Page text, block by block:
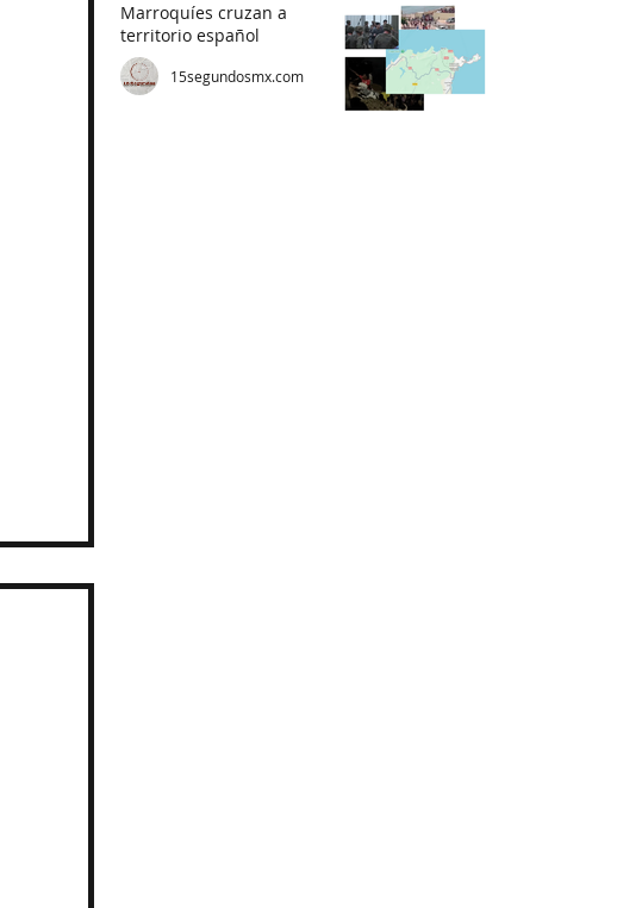
Marroquíes cruzan a
territorio español
15segundosmx.com